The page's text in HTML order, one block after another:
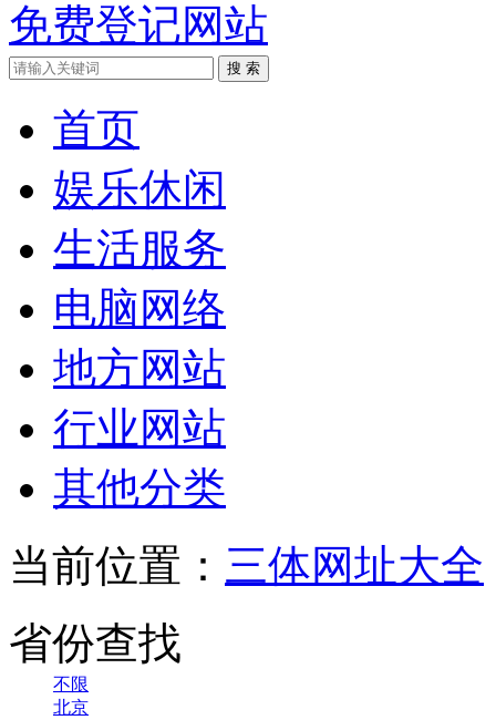
免费登记网站
搜 索
首页
娱乐休闲
生活服务
电脑网络
地方网站
行业网站
其他分类
当前位置： 三体网址大全
省份查找
不限
北京